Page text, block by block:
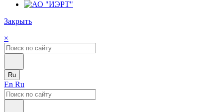
Закрыть
×
Ru
En Ru